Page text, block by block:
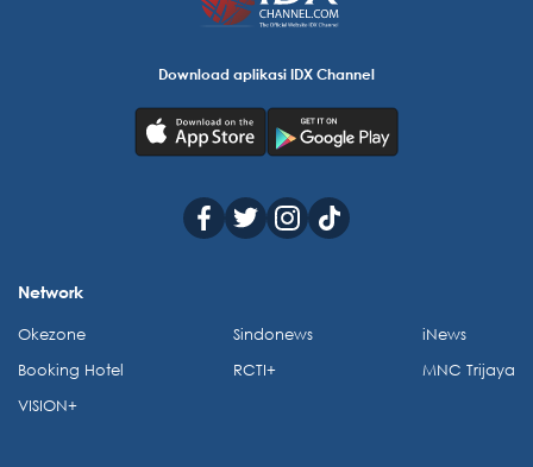
Download aplikasi IDX Channel
Network
Okezone
Booking Hotel
VISION+
Sindonews
RCTI+
iNews
MNC Trijaya